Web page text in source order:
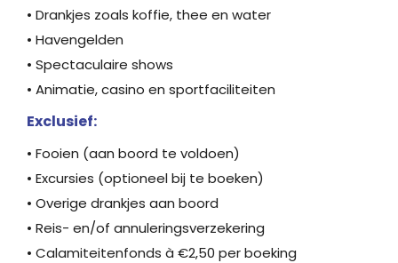
• Drankjes zoals koffie, thee en water
• Havengelden
• Spectaculaire shows
• Animatie, casino en sportfaciliteiten
Exclusief:
• Fooien (aan boord te voldoen)
• Excursies (optioneel bij te boeken)
• Overige drankjes aan boord
• Reis- en/of annuleringsverzekering
• Calamiteitenfonds à €2,50 per boeking